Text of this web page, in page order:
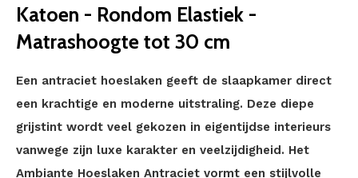
Katoen - Rondom Elastiek -
Matrashoogte tot 30 cm
Een antraciet hoeslaken geeft de slaapkamer direct
een krachtige en moderne uitstraling. Deze diepe
grijstint wordt veel gekozen in eigentijdse interieurs
vanwege zijn luxe karakter en veelzijdigheid. Het
Ambiante Hoeslaken Antraciet vormt een stijlvolle